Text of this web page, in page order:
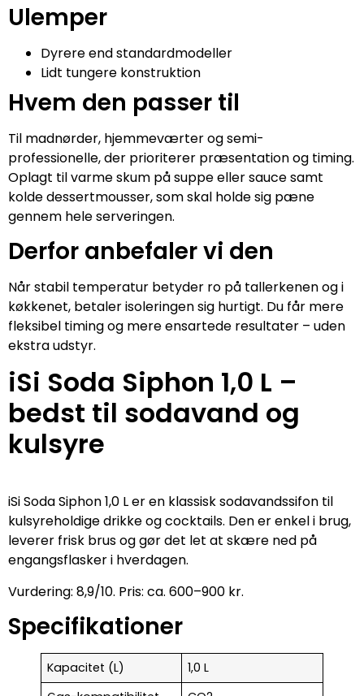
Ulemper
Dyrere end standardmodeller
Lidt tungere konstruktion
Hvem den passer til
Til madnørder, hjemmeværter og semi-
professionelle, der prioriterer præsentation og timing.
Oplagt til varme skum på suppe eller sauce samt
kolde dessertmousser, som skal holde sig pæne
gennem hele serveringen.
Derfor anbefaler vi den
Når stabil temperatur betyder ro på tallerkenen og i
køkkenet, betaler isoleringen sig hurtigt. Du får mere
fleksibel timing og mere ensartede resultater – uden
ekstra udstyr.
iSi Soda Siphon 1,0 L –
bedst til sodavand og
kulsyre
iSi Soda Siphon 1,0 L er en klassisk sodavandssifon til
kulsyreholdige drikke og cocktails. Den er enkel i brug,
leverer frisk brus og gør det let at skære ned på
engangsflasker i hverdagen.
Vurdering: 8,9/10. Pris: ca. 600–900 kr.
Specifikationer
Kapacitet (L)
1,0 L